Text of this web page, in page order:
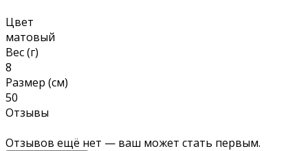
Цвет
матовый
Вес (г)
8
Размер (см)
50
Отзывы
Отзывов ещё нет — ваш может стать первым.